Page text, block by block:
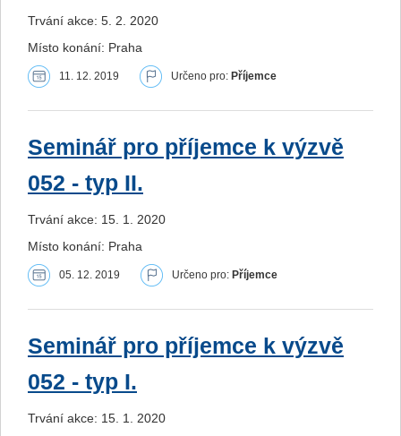
Trvání akce: 5. 2. 2020
Místo konání: Praha
11. 12. 2019 Určeno pro: Příjemce
Seminář pro příjemce k výzvě
052 - typ II.
Trvání akce: 15. 1. 2020
Místo konání: Praha
05. 12. 2019 Určeno pro: Příjemce
Seminář pro příjemce k výzvě
052 - typ I.
Trvání akce: 15. 1. 2020